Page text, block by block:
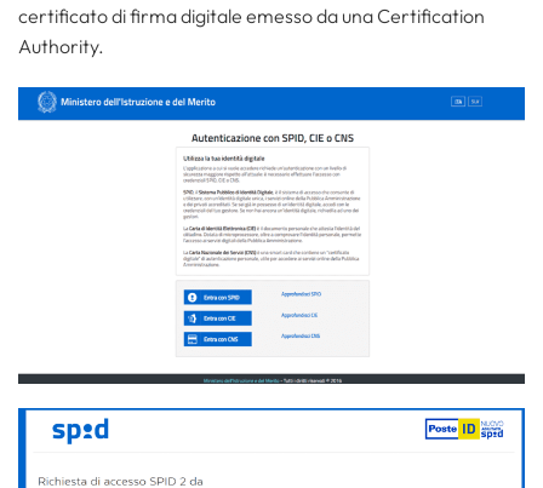
certificato di firma digitale emesso da una Certification
Authority.